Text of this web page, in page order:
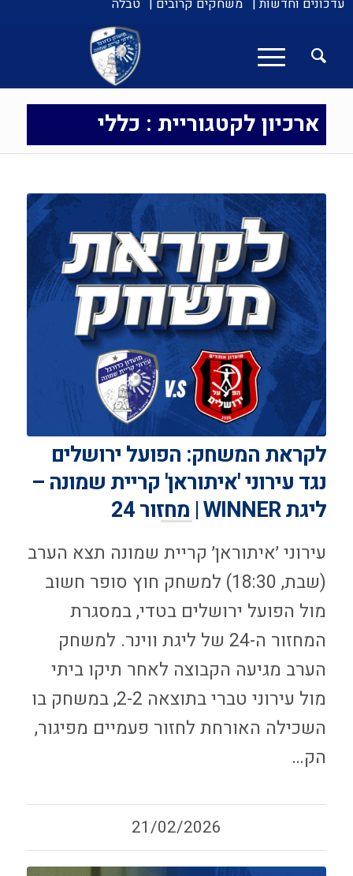
עדכונים וחדשות | משחקים קרובים | טבלה
ארכיון לקטגוריית : כללי
לקראת המשחק: הפועל ירושלים
נגד עירוני 'איתוראן' קריית שמונה –
ליגת WINNER | מחזור 24
עירוני ׳איתוראן׳ קריית שמונה תצא הערב
(שבת, 18:30) למשחק חוץ סופר חשוב
מול הפועל ירושלים בטדי, במסגרת
המחזור ה-24 של ליגת ווינר. למשחק
הערב מגיעה הקבוצה לאחר תיקו ביתי
מול עירוני טברי בתוצאה 2-2, במשחק בו
השכילה האורחת לחזור פעמיים מפיגור,
הק…
21/02/2026